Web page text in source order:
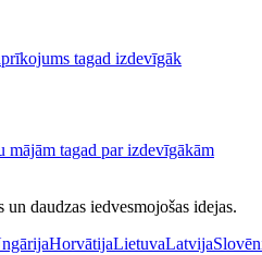
tagad izdevīgāk
mājām tagad par izdevīgākām
un daudzas iedvesmojošas idejas.
HorvātijaLietuvaLatvija